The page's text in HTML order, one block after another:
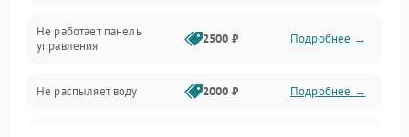
Гигиена
Программное обеспечение
Не работает панель
управления
2500 ₽ Подробнее →
Не распыляет воду 2000 ₽ Подробнее →